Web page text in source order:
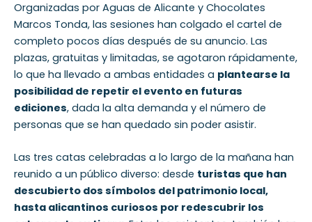
Organizadas por Aguas de Alicante y Chocolates
Marcos Tonda, las sesiones han colgado el cartel de
completo pocos días después de su anuncio. Las
plazas, gratuitas y limitadas, se agotaron rápidamente,
lo que ha llevado a ambas entidades a plantearse la
posibilidad de repetir el evento en futuras
ediciones, dada la alta demanda y el número de
personas que se han quedado sin poder asistir.
Las tres catas celebradas a lo largo de la mañana han
reunido a un público diverso: desde turistas que han
descubierto dos símbolos del patrimonio local,
hasta alicantinos curiosos por redescubrir los